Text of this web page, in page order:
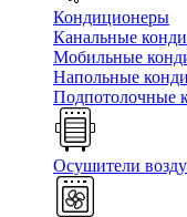
Кондиционеры
Канальные
Мобильные
Напольные
Подпотолочные
Осушители